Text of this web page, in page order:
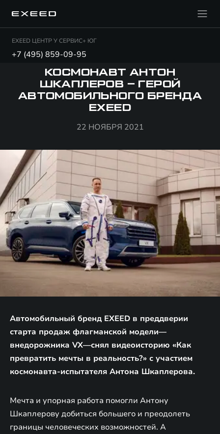
EXEED ЦЕНТР У СЕРВИС+ ЮГ
+7 (495) 859-09-95
КОСМОНАВТ АНТОН
ШКАПЛЕРОВ – ГЕРОЙ
АВТОМОБИЛЬНОГО БРЕНДА
EXEED
22 НОЯБРЯ 2021
Автомобильный бренд EXEED в преддверии
старта продаж флагманской модели—
внедорожника VX—снял видеоисторию «Как
превратить мечты в реальность?» с участием
космонавта-испытателя Антона Шкаплерова.
Мечта и упорная работа помогли Антону
Шкаплерову добиться большего и преодолеть
границы человеческих возможностей. А